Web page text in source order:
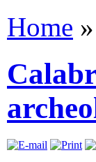
Home »